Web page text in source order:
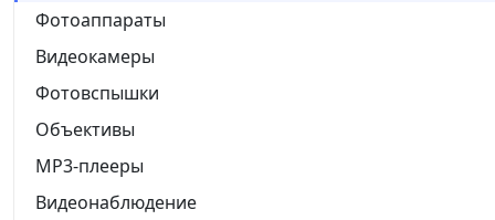
Фотоаппараты
Видеокамеры
Фотовспышки
Объективы
MP3-плееры
Видеонаблюдение